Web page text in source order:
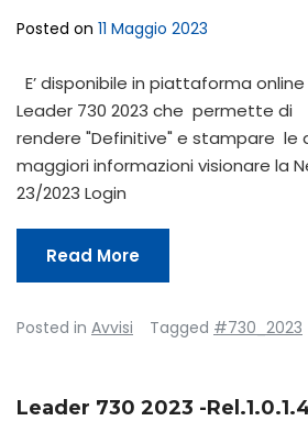
Posted on 11 Maggio 2023
E’ disponibile in piattaforma online
Leader 730 2023 che permette di
rendere "Definitive" e stampare le
maggiori informazioni visionare la
23/2023 Login
Read More
Posted in Avvisi Tagged #730_2023
Leader 730 2023 -